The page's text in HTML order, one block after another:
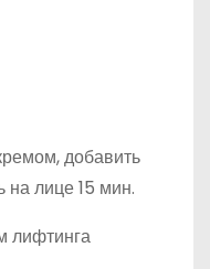
добавить
на лице 15 мин.
лифтинга